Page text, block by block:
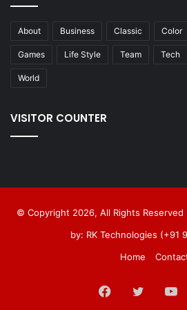
About Business Classic Color
Games Life Style Team Tech
World
VISITOR COUNTER
© Copyright 2026, All Rights
by: RK Technologies (+91
Home
Facebook
Twitter